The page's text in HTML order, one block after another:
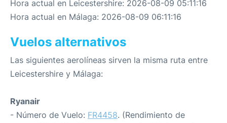
Hora actual en Leicestershire: 2026-08-09 05:11:16
Hora actual en Málaga: 2026-08-09 06:11:16
Vuelos alternativos
Las siguientes aerolíneas sirven la misma ruta entre
Leicestershire y Málaga:
Ryanair
- Número de Vuelo: FR4458. (Rendimiento de